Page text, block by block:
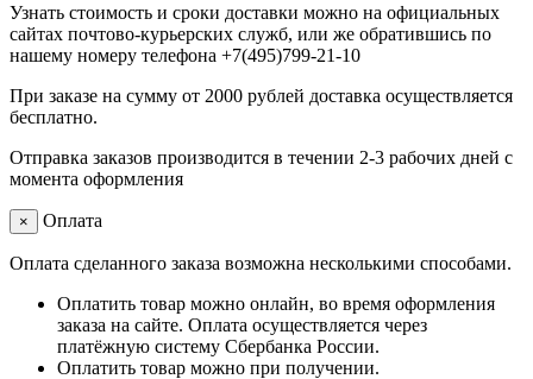
Узнать стоимость и сроки доставки можно на официальных
сайтах почтово-курьерских служб, или же обратившись по
нашему номеру телефона +7(495)799-21-10
При заказе на сумму от 2000 рублей доставка осуществляется
бесплатно.
Отправка заказов производится в течении 2-3 рабочих дней с
момента оформления
× Оплата
Оплата сделанного заказа возможна несколькими способами.
Оплатить товар можно онлайн, во время оформления
заказа на сайте. Оплата осуществляется через
платёжную систему Сбербанка России.
Оплатить товар можно при получении.